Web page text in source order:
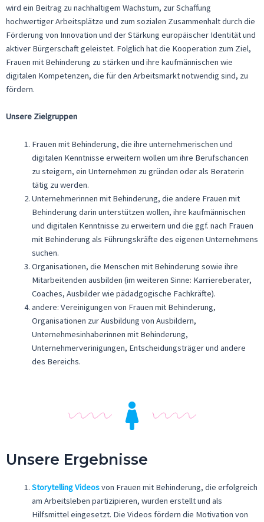
wird ein Beitrag zu nachhaltigem Wachstum, zur Schaffung
hochwertiger Arbeitsplätze und zum sozialen Zusammenhalt durch die
Förderung von Innovation und der Stärkung europäischer Identität und
aktiver Bürgerschaft geleistet. Folglich hat die Kooperation zum Ziel,
Frauen mit Behinderung zu stärken und ihre kaufmännischen wie
digitalen Kompetenzen, die für den Arbeitsmarkt notwendig sind, zu
fördern.
Unsere Zielgruppen
Frauen mit Behinderung, die ihre unternehmerischen und
digitalen Kenntnisse erweitern wollen um ihre Berufschancen
zu steigern, ein Unternehmen zu gründen oder als Beraterin
tätig zu werden.
Unternehmerinnen mit Behinderung, die andere Frauen mit
Behinderung darin unterstützen wollen, ihre kaufmännischen
und digitalen Kenntnisse zu erweitern und die ggf. nach Frauen
mit Behinderung als Führungskräfte des eigenen Unternehmens
suchen.
Organisationen, die Menschen mit Behinderung sowie ihre
Mitarbeitenden ausbilden (im weiteren Sinne: Karriereberater,
Coaches, Ausbilder wie pädadgogische Fachkräfte).
andere: Vereinigungen von Frauen mit Behinderung,
Organisationen zur Ausbildung von Ausbildern,
Unternehmesinhaberinnen mit Behinderung,
Unternehmerverinigungen, Entscheidungsträger und andere
des Bereichs.
Unsere Ergebnisse
Storytelling Videosvon Frauen mit Behinderung, die erfolgreich
am Arbeitsleben partizipieren, wurden erstellt und als
Hilfsmittel eingesetzt. Die Videos fördern die Motivation von